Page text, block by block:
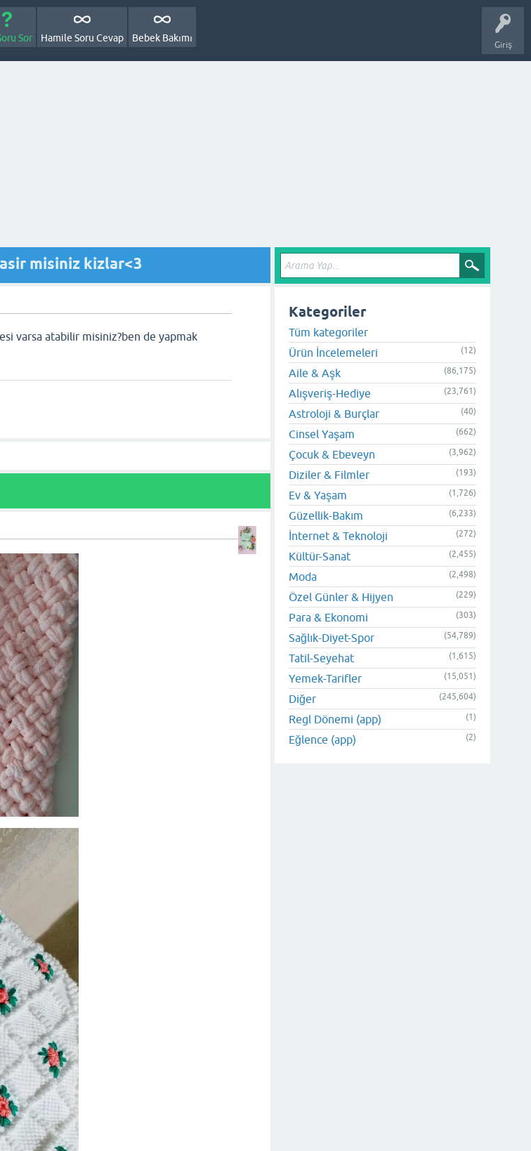
Giriş
Sor Hamile Soru Cevap Bebek Bakımı
misiniz kizlar<3
varsa atabilir misiniz?ben de yapmak
Kategoriler
Tüm kategoriler
Ürün İncelemeleri
(12)
Aile & Aşk (86,175)
Alışveriş-Hediye (23,761)
Astroloji & Burçlar (40)
Cinsel Yaşam (662)
Çocuk & Ebeveyn (3,962)
Diziler & Filmler (193)
Ev & Yaşam (1,726)
Güzellik-Bakım (6,233)
İnternet & Teknoloji (272)
Kültür-Sanat (2,455)
Moda (2,498)
Özel Günler & Hijyen (229)
Para & Ekonomi (303)
Sağlık-Diyet-Spor (54,789)
Tatil-Seyehat (1,615)
Yemek-Tarifler (15,051)
Diğer (245,604)
Regl Dönemi (app) (1)
Eğlence (app) (2)